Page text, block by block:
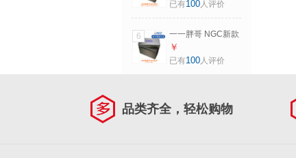
币收藏盒/储币盒/收
已有100人评价
6
一一胖哥 NGC新款
原装超大尺寸评级
币收藏盒/储币盒/收
￥
已有100人评价
品类齐全，轻松购物